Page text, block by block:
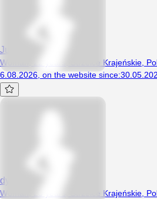
Julc1x
Woman, 22 years, Strzelce Krajeńskie,
6.08.2026 on the website since:
dyskretnax
Woman, 23 years, Strzelce Krajeńskie,